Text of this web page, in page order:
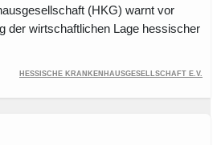
(HKG) warnt vor
der wirtschaftlichen Lage hessischer
Hessische Krankenhausgesellschaft e.V.